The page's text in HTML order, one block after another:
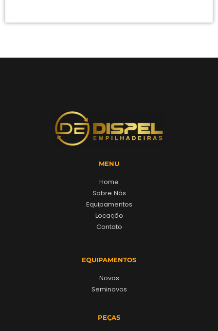
MENU
Home
Sobre Nós
Equipamentos
Locação
Contato
EQUIPAMENTOS
Novos
Seminovos
PEÇAS